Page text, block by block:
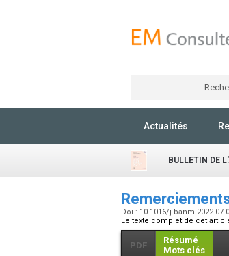
Actualités
BULLETIN DE
Doi : 10.1016/
Le texte complet de cet
PDF
Résumé
Mots clés